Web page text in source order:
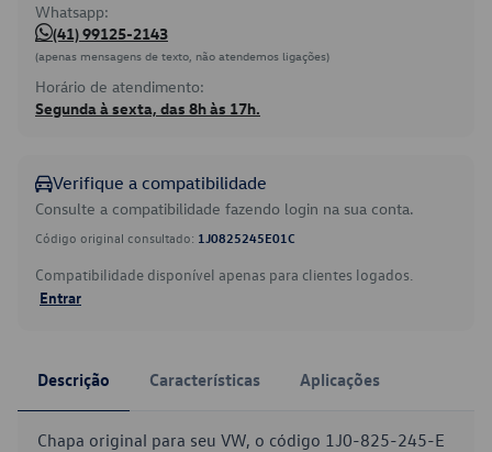
Whatsapp:
(41) 99125-2143
(apenas mensagens de texto, não atendemos ligações)
Horário de atendimento:
Segunda à sexta, das 8h às 17h.
Verifique a compatibilidade
Consulte a compatibilidade fazendo login na sua conta.
Código original consultado: 1J0825245E01C
Compatibilidade disponível apenas para clientes logados.
Entrar
Descrição Características Aplicações
Chapa original para seu VW, o código 1J0-825-245-E